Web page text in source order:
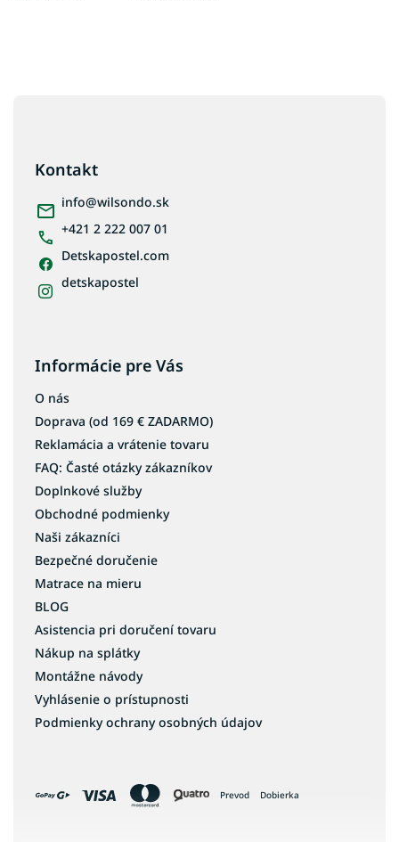
Kontakt
info@wilsondo.sk
+421 2 222 007 01
Detskapostel.com
detskapostel
Informácie pre Vás
O nás
Doprava (od 169 € ZADARMO)
Reklamácia a vrátenie tovaru
FAQ: Časté otázky zákazníkov
Doplnkové služby
Obchodné podmienky
Naši zákazníci
Bezpečné doručenie
Matrace na mieru
BLOG
Asistencia pri doručení tovaru
Nákup na splátky
Montážne návody
Vyhlásenie o prístupnosti
Podmienky ochrany osobných údajov
Prevod Dobierka